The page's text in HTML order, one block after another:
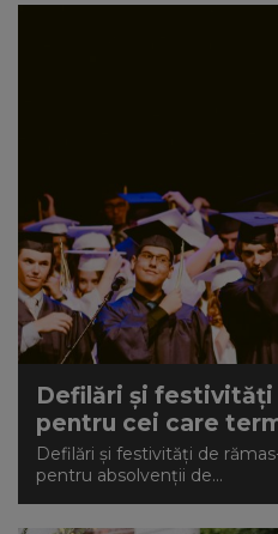
Defilări și festivități
pentru cei care
Defilări și festivități de
pentru absolvenții de...